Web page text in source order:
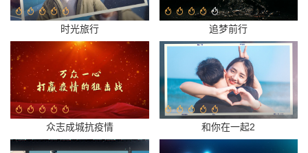
时光旅行 追梦前行
众志成城抗疫情 和你在一起2